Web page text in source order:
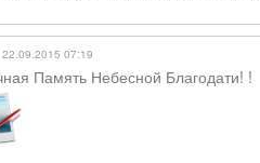
22.09.2015 07:19
Память Небесной Благодати! !